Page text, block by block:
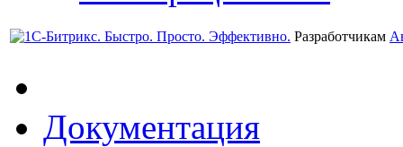
Разработчикам
Документация